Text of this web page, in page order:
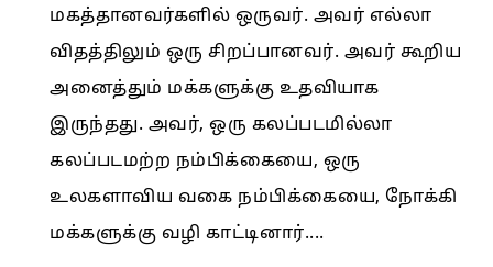
மகத்தானவர்களில் ஒருவர். அவர் எல்லா
விதத்திலும் ஒரு சிறப்பானவர். அவர் கூறிய
அனைத்தும் மக்களுக்கு உதவியாக
இருந்தது. அவர், ஒரு கலப்படமில்லா
கலப்படமற்ற நம்பிக்கையை, ஒரு
உலகளாவிய வகை நம்பிக்கையை, நோக்கி
மக்களுக்கு வழி காட்டினார்....